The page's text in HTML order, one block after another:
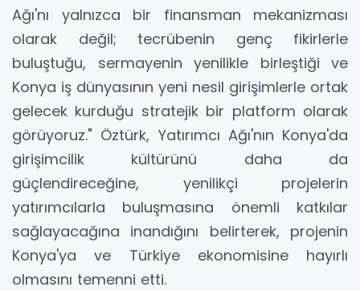
Ağı'nı yalnızca bir finansman mekanizması
olarak değil; tecrübenin genç fikirlerle
buluştuğu, sermayenin yenilikle birleştiği ve
Konya iş dünyasının yeni nesil girişimlerle ortak
gelecek kurduğu stratejik bir platform olarak
görüyoruz." Öztürk, Yatırımcı Ağı'nın Konya'da
girişimcilik kültürünü daha da
güçlendireceğine, yenilikçi projelerin
yatırımcılarla buluşmasına önemli katkılar
sağlayacağına inandığını belirterek, projenin
Konya'ya ve Türkiye ekonomisine hayırlı
olmasını temenni etti.